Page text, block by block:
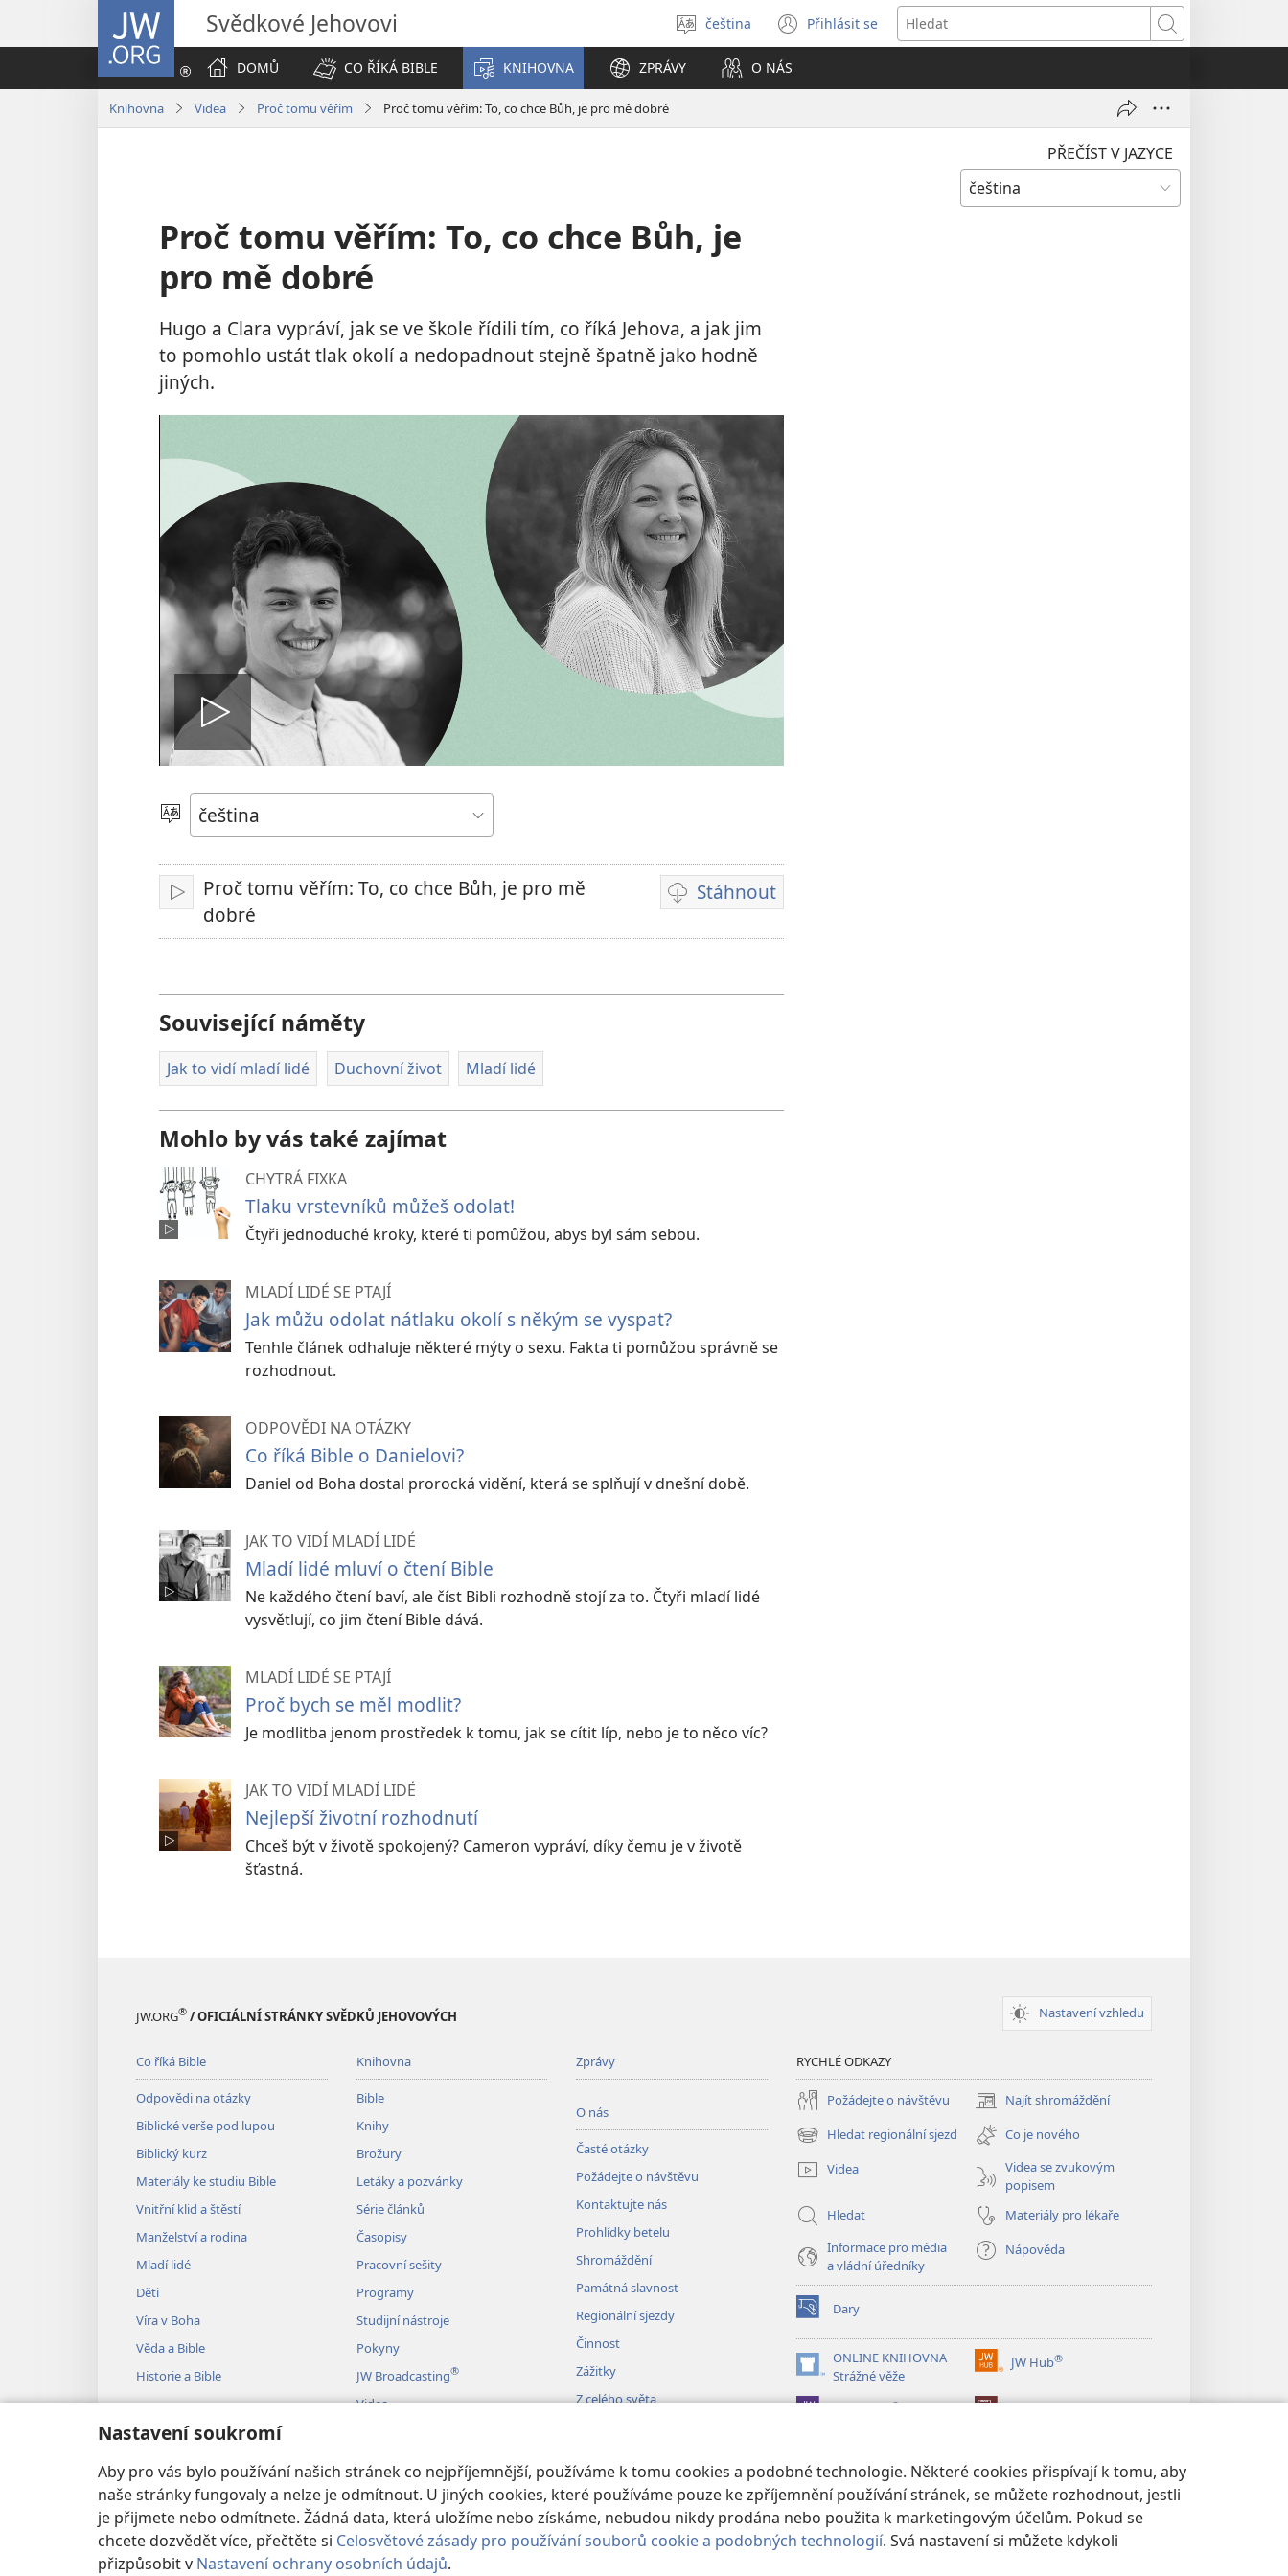
Nastavení soukromí
Aby pro vás bylo používání našich stránek co nejpříjemnější, používáme k tomu cookies a podobné technologie. Některé cookies přispívají k tomu, aby
naše stránky fungovaly a nelze je odmítnout. U jiných cookies, které používáme pouze ke zpříjemnění používání stránek, se můžete rozhodnout, jestli
je přijmete nebo odmítnete. Žádná data, která uložíme nebo získáme, nebudou nikdy prodána nebo použita k marketingovým účelům. Pokud se
chcete dozvědět více, přečtěte si Celosvětové zásady pro používání souborů cookie a podobných technologií. Svá nastavení si můžete kdykoli
přizpůsobit v Nastavení ochrany osobních údajů.
JW.ORG Svědkové Jehovovi
Vybrat
jazyk
čeština Přihlásit se
(otevřeno
nové
Hledat
DOMŮ
CO ŘÍKÁ BIBLE KNIHOVNA ZPRÁVY O NÁS
Knihovna Videa Proč tomu věřím Proč tomu věřím: To, co chce Bůh, je pro mě dobré
PŘEČÍST V JAZYCE
Proč tomu věřím: To, co chce Bůh, je
pro mě dobré
Hugo a Clara vypráví, jak se ve škole řídili tím, co říká Jehova, a jak jim
to pomohlo ustát tlak okolí a nedopadnout stejně špatně jako hodně
jiných.
Přehrát
video
Vyberte
jazyk
Přehrát
Proč tomu věřím: To, co chce Bůh, je pro mě
dobré
Stáhnout
Formáty
videonahrávek
Související náměty
Jak to vidí mladí lidé Duchovní život Mladí lidé
Mohlo by vás také zajímat
CHYTRÁ FIXKA
Tlaku vrstevníků můžeš odolat!
Čtyři jednoduché kroky, které ti pomůžou, abys byl sám sebou.
MLADÍ LIDÉ SE PTAJÍ
Jak můžu odolat nátlaku okolí s někým se vyspat?
Tenhle článek odhaluje některé mýty o sexu. Fakta ti pomůžou správně se
rozhodnout.
ODPOVĚDI NA OTÁZKY
Co říká Bible o Danielovi?
Daniel od Boha dostal prorocká vidění, která se splňují v dnešní době.
JAK TO VIDÍ MLADÍ LIDÉ
Mladí lidé mluví o čtení Bible
Ne každého čtení baví, ale číst Bibli rozhodně stojí za to. Čtyři mladí lidé
vysvětlují, co jim čtení Bible dává.
MLADÍ LIDÉ SE PTAJÍ
Proč bych se měl modlit?
Je modlitba jenom prostředek k tomu, jak se cítit líp, nebo je to něco víc?
JAK TO VIDÍ MLADÍ LIDÉ
Nejlepší životní rozhodnutí
Chceš být v životě spokojený? Cameron vypráví, díky čemu je v životě
šťastná.
JW.ORG® / OFICIÁLNÍ STRÁNKY SVĚDKŮ JEHOVOVÝCH Nastavení vzhledu
Co říká Bible
Odpovědi na otázky
Biblické verše pod lupou
Biblický kurz
Materiály ke studiu Bible
Vnitřní klid a štěstí
Manželství a rodina
Mladí lidé
Děti
Víra v Boha
Věda a Bible
Historie a Bible
Knihovna
Bible
Knihy
Brožury
Letáky a pozvánky
Série článků
Časopisy
Pracovní sešity
Programy
Studijní nástroje
Pokyny
JW Broadcasting®
Videa
Dramatizované čtení Bible
Zprávy
O nás
Časté otázky
Požádejte o návštěvu
Kontaktujte nás
Prohlídky betelu
Shromáždění
Památná slavnost
Regionální sjezdy
Činnost
Zážitky
Z celého světa
RYCHLÉ ODKAZY
Požádejte o návštěvu Najít shromáždění
(otevřeno
nové
okno)
Hledat regionální sjezd
(otevřeno
nové
okno)
Co je nového
Videa
Videa se zvukovým
popisem
Hledat
Materiály pro lékaře
Informace pro média
a vládní úředníky
Nápověda
Dary
(otevřeno
nové
okno)
ONLINE KNIHOVNA
Strážné věže
(otevřeno
nové
JW Hub®
(otevřeno
okno)
®